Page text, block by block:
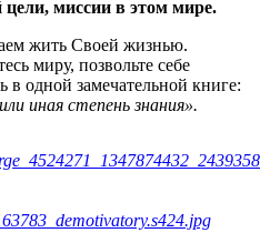
миссии в этом мире.
жить Своей жизнью.
миру, позвольте себе
в одной замечательной книге:
иная степень знания».